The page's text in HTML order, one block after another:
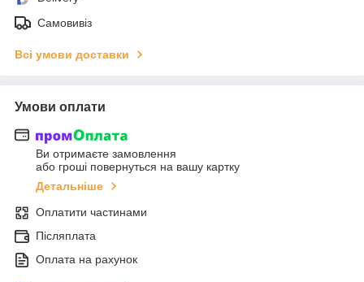
Самовивіз
Всі умови доставки
Умови оплати
Ви отримаєте замовлення
або гроші повернуться на вашу картку
Детальніше
Оплатити частинами
Післяплата
Оплата на рахунок